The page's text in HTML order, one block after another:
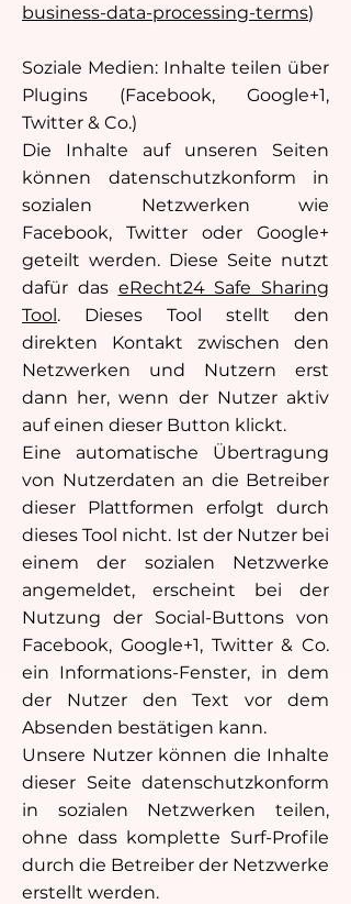
business-data-processing-terms)
Soziale Medien: Inhalte teilen über
Plugins (Facebook, Google+1,
Twitter & Co.)
Die Inhalte auf unseren Seiten
können datenschutzkonform in
sozialen Netzwerken wie
Facebook, Twitter oder Google+
geteilt werden. Diese Seite nutzt
dafür das eRecht24 Safe Sharing
Tool. Dieses Tool stellt den
direkten Kontakt zwischen den
Netzwerken und Nutzern erst
dann her, wenn der Nutzer aktiv
auf einen dieser Button klickt.
Eine automatische Übertragung
von Nutzerdaten an die Betreiber
dieser Plattformen erfolgt durch
dieses Tool nicht. Ist der Nutzer bei
einem der sozialen Netzwerke
angemeldet, erscheint bei der
Nutzung der Social-Buttons von
Facebook, Google+1, Twitter & Co.
ein Informations-Fenster, in dem
der Nutzer den Text vor dem
Absenden bestätigen kann.
Unsere Nutzer können die Inhalte
dieser Seite datenschutzkonform
in sozialen Netzwerken teilen,
ohne dass komplette Surf-Profile
durch die Betreiber der Netzwerke
erstellt werden.